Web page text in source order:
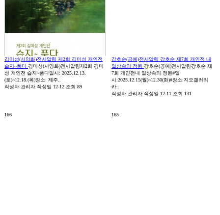
김미성(서양화)전시알림 제2회 김미성 개인전
습지~품다 김미성(서양화)전시알림제2회 김미
성 개인전 습지~품다일시: 2025.12.13.
(토)~12.18.(목)장소: 제주..
작성자 관리자 작성일 12-12 조회 89
강호순(공예)전시알림 강호순 제7회 개인전 내
일상속의 정원 강호순(공예)전시알림강호순 제
7회 개인전내 일상속의 정원#일
시:2025.12.15(월)~12.30(화)#장소:지오갤러리
카..
작성자 관리자 작성일 12-11 조회 131
166 165